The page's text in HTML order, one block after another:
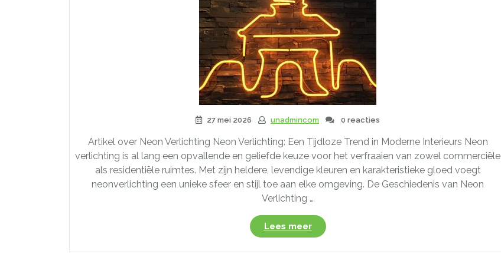
27 mei 2026 unadmincom 0 reacties
Artikel over Neon Verlichting Neon Verlichting: Een Tijdloze Trend in Moderne Interieurs Neon
verlichting is al lang een opvallende en geliefde keuze voor het verfraaien van zowel commerciële
als residentiële ruimtes. Met zijn heldere, levendige kleuren en karakteristieke gloed voegt
neonverlichting een unieke sfeer en stijl toe aan elke omgeving. De Geschiedenis van Neon
Verlichting …
Lees meer“De
Betoverende
Wereld